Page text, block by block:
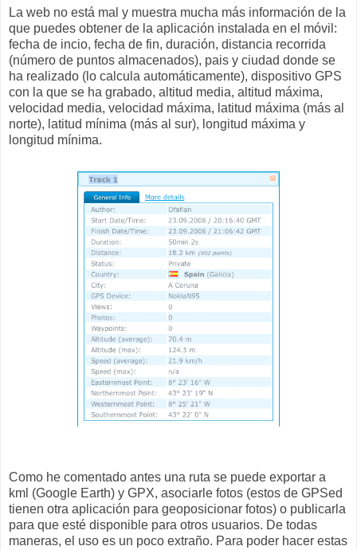
La web no está mal y muestra mucha más información de la
que puedes obtener de la aplicación instalada en el móvil:
fecha de incio, fecha de fin, duración, distancia recorrida
(número de puntos almacenados), pais y ciudad donde se
ha realizado (lo calcula automáticamente), dispositivo GPS
con la que se ha grabado, altitud media, altitud máxima,
velocidad media, velocidad máxima, latitud máxima (más al
norte), latitud mínima (más al sur), longitud máxima y
longitud mínima.
Como he comentado antes una ruta se puede exportar a
kml (Google Earth) y GPX, asociarle fotos (estos de GPSed
tienen otra aplicación para geoposicionar fotos) o publicarla
para que esté disponible para otros usuarios. De todas
maneras, el uso es un poco extraño. Para poder hacer estas